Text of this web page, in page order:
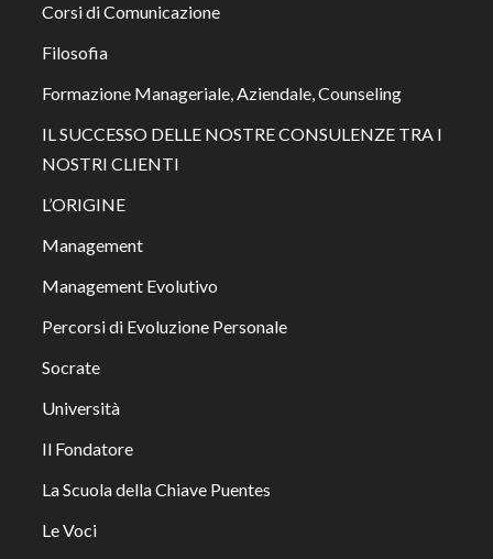
Corsi di Comunicazione
Filosofia
Formazione Manageriale, Aziendale, Counseling
IL SUCCESSO DELLE NOSTRE CONSULENZE TRA I
NOSTRI CLIENTI
L’ORIGINE
Management
Management Evolutivo
Percorsi di Evoluzione Personale
Socrate
Università
Il Fondatore
La Scuola della Chiave Puentes
Le Voci